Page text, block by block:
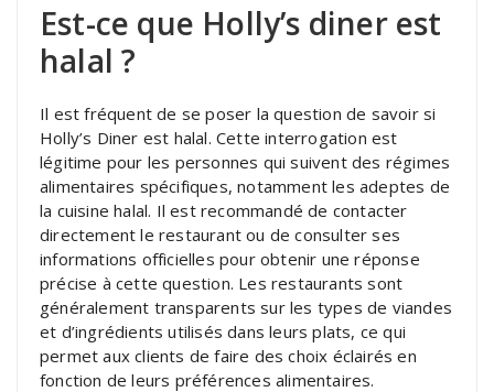
Est-ce que Holly’s diner est
halal ?
Il est fréquent de se poser la question de savoir si
Holly’s Diner est halal. Cette interrogation est
légitime pour les personnes qui suivent des régimes
alimentaires spécifiques, notamment les adeptes de
la cuisine halal. Il est recommandé de contacter
directement le restaurant ou de consulter ses
informations officielles pour obtenir une réponse
précise à cette question. Les restaurants sont
généralement transparents sur les types de viandes
et d’ingrédients utilisés dans leurs plats, ce qui
permet aux clients de faire des choix éclairés en
fonction de leurs préférences alimentaires.